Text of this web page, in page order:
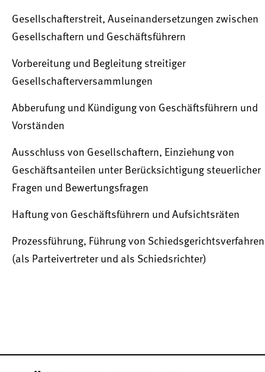
Gesellschafterstreit, Auseinandersetzungen zwischen
Gesellschaftern und Geschäftsführern
Vorbereitung und Begleitung streitiger
Gesellschafterversammlungen
Abberufung und Kündigung von Geschäftsführern und
Vorständen
Ausschluss von Gesellschaftern, Einziehung von
Geschäftsanteilen unter Berücksichtigung steuerlicher
Fragen und Bewertungsfragen
Haftung von Geschäftsführern und Aufsichtsräten
Prozessführung, Führung von Schiedsgerichtsverfahren
(als Parteivertreter und als Schiedsrichter)